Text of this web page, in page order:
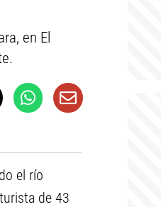
en El
el río
de 43